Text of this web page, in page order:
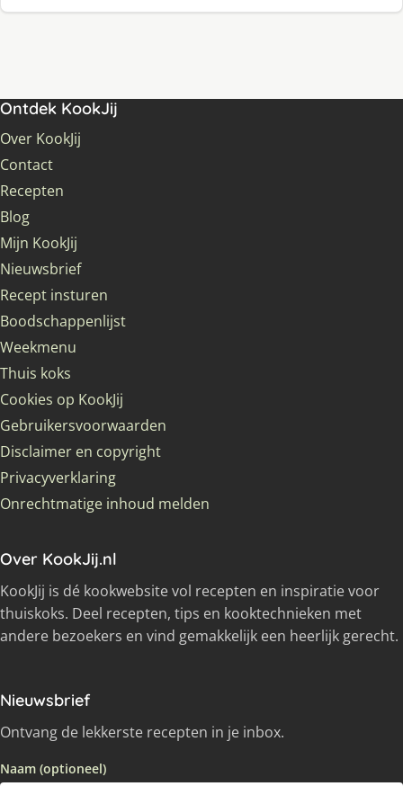
Ontdek KookJij
Over KookJij
Contact
Recepten
Blog
Mijn KookJij
Nieuwsbrief
Recept insturen
Boodschappenlijst
Weekmenu
Thuis koks
Cookies op KookJij
Gebruikersvoorwaarden
Disclaimer en copyright
Privacyverklaring
Onrechtmatige inhoud melden
Over KookJij.nl
KookJij is dé kookwebsite vol recepten en inspiratie voor
thuiskoks. Deel recepten, tips en kooktechnieken met
andere bezoekers en vind gemakkelijk een heerlijk gerecht.
Nieuwsbrief
Ontvang de lekkerste recepten in je inbox.
Naam (optioneel)